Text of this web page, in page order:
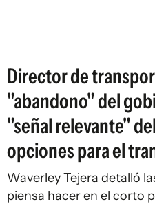
Director de
"abandono" del
"señal relevante"
opciones para el
Waverley Tejera detalló
piensa hacer en el corto